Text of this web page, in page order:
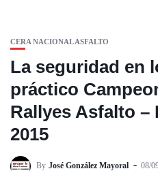
CERA NACIONAL ASFALTO
La seguridad en
práctico
Rallyes Asfalto –
2015
By José González Mayoral 08/